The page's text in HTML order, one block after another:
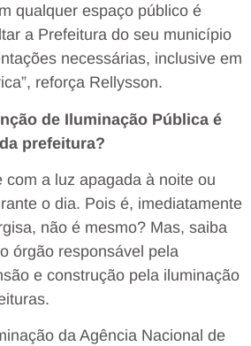
qualquer espaço público é
a Prefeitura do seu município
necessárias, inclusive em
reforça Rellysson.
de Iluminação Pública é
prefeitura?
com a luz apagada à noite ou
o dia. Pois é, imediatamente
não é mesmo? Mas, saiba
órgão responsável pela
e construção pela iluminação
da Agência Nacional de